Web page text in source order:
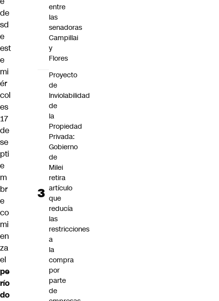
de
sd
e
est
e
mi
ér
col
es
17
de
se
pti
e
m
br
e
co
mi
en
za
el
pe
río
do
entre
las
senadoras
Campillai
y
Flores
Proyecto
de
Inviolabilidad
de
la
Propiedad
Privada:
Gobierno
de
Milei
retira
artículo
que
reducía
las
restricciones
a
la
compra
por
parte
de